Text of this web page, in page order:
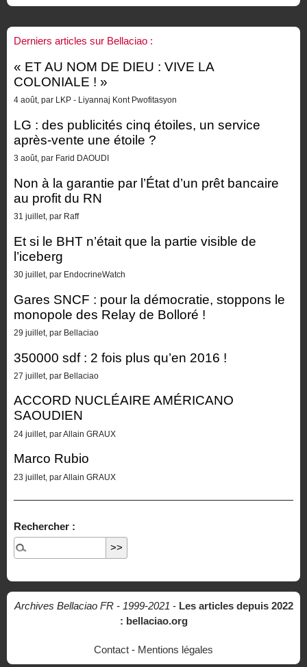
Derniers articles sur Bellaciao :
« ET AU NOM DE DIEU : VIVE LA
COLONIALE ! »
4 août, par LKP - Liyannaj Kont Pwofitasyon
LG : des publicités cinq étoiles, un service
après-vente une étoile ?
3 août, par Farid DAOUDI
Non à la garantie par l’État d’un prêt bancaire
au profit du RN
31 juillet, par Raff
Et si le BHT n’était que la partie visible de
l’iceberg
30 juillet, par EndocrineWatch
Gares SNCF : pour la démocratie, stoppons le
monopole des Relay de Bolloré !
29 juillet, par Bellaciao
350000 sdf : 2 fois plus qu’en 2016 !
27 juillet, par Bellaciao
ACCORD NUCLÉAIRE AMÉRICANO
SAOUDIEN
24 juillet, par Allain GRAUX
Marco Rubio
23 juillet, par Allain GRAUX
Rechercher :
Archives Bellaciao FR - 1999-2021 - Les articles depuis 2022
: bellaciao.org
Contact - Mentions légales